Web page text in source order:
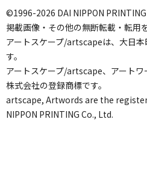
©1996-2026 DAI NIPPON
掲載画像・その他の無断転載・転用
アートスケープ/artscapeは、大日
す。
アートスケープ/artscape、アート
株式会社の登録商標です。
artscape, Artwords are the
NIPPON PRINTING Co., Ltd.